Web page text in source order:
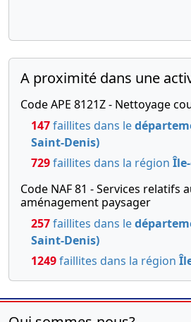
A proximité dans une
Code APE 8121Z - Nettoyage
147faillites dans le
Saint-Denis)
729faillites dans la région
Code NAF 81 - Services relatifs
aménagement paysager
257faillites dans le
Saint-Denis)
1249faillites dans la région